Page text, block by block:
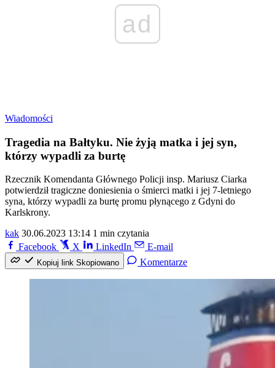
ad
Wiadomości
Tragedia na Bałtyku. Nie żyją matka i jej syn,
którzy wypadli za burtę
Rzecznik Komendanta Głównego Policji insp. Mariusz Ciarka
potwierdził tragiczne doniesienia o śmierci matki i jej 7-letniego
syna, którzy wypadli za burtę promu płynącego z Gdyni do
Karlskrony.
kak 30.06.2023 13:14 1 min czytania
Facebook
X LinkedIn E-mail
Kopiuj link Skopiowano Komentarze